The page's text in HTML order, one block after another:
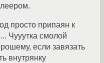
просто припаян к
Чууутка смолой
если завязать
внутрянку